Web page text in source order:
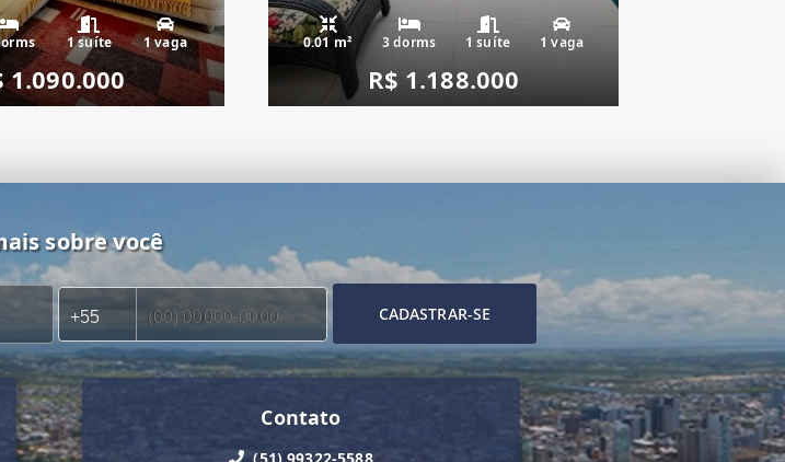
1 suíte 1 vaga
1.090.000
0.01 m² 3 dorms 1 suíte 1 vaga
R$ 1.188.000
sobre você
CADASTRAR-SE
Contato
(51) 99322-5588